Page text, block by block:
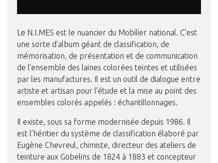
Le N.I.MES est le nuancier du Mobilier national. C’est
une sorte d’album géant de classification, de
mémorisation, de présentation et de communication
de l’ensemble des laines colorées teintes et utilisées
par les manufactures. Il est un outil de dialogue entre
artiste et artisan pour l’étude et la mise au point des
ensembles colorés appelés : échantillonnages.
Il existe, sous sa forme modernisée depuis 1986. Il
est l’héritier du système de classification élaboré par
Eugène Chevreul, chimiste, directeur des ateliers de
teinture aux Gobelins de 1824 à 1883 et concepteur